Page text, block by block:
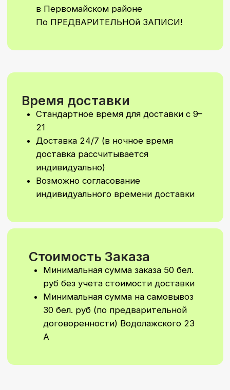
30 бел. руб (по предварительной
договоренности) Водолажского 23
Не увидели
подходящий
вариант?
Мы сделаем уникальное
оформление шаров или
вашего праздника.
Написать в WhatsApp
Написать в Telegram
Подписывайтесь